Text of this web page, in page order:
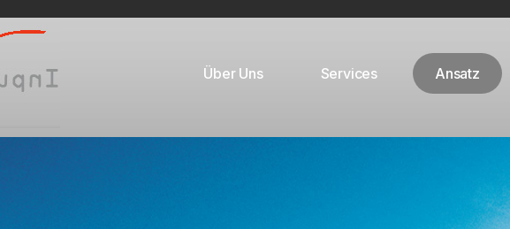
Über Uns Services Ansatz